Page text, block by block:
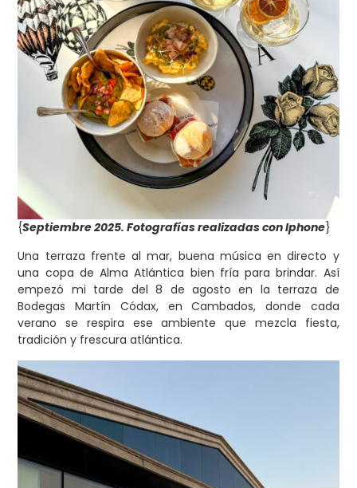
{Septiembre 2025. Fotografías realizadas con Iphone}
Una terraza frente al mar, buena música en directo y
una copa de Alma Atlántica bien fría para brindar. Así
empezó mi tarde del 8 de agosto en la terraza de
Bodegas Martín Códax, en Cambados, donde cada
verano se respira ese ambiente que mezcla fiesta,
tradición y frescura atlántica.